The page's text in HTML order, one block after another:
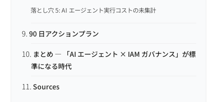
落とし穴 5: AI エージェント実行コストの未集計
90 日アクションプラン
まとめ — 「AI エージェント × IAM ガバナンス」が標
準になる時代
Sources